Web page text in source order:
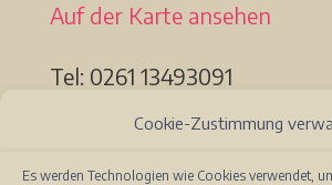
Cookie-Zustimmung
Es werden Technologien wie Cookies verwendet,
Auf der Karte ansehen
Tel: 0261 13493091
56068 Koblenz
Auf der Karte ansehen